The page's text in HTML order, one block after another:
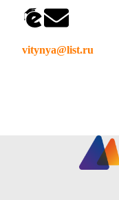
vitynya@list.ru